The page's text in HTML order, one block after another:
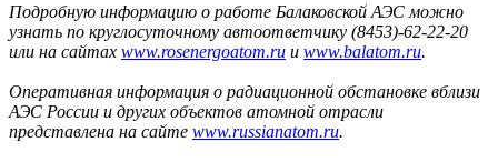
Подробную информацию о работе Балаковской АЭС можно
узнать по круглосуточному автоответчику (8453)-62-22-20
или на сайтах www.rosenergoatom.ru и www.balatom.ru.
Оперативная информация о радиационной обстановке вблизи
АЭС России и других объектов атомной отрасли
представлена на сайте www.russianatom.ru.